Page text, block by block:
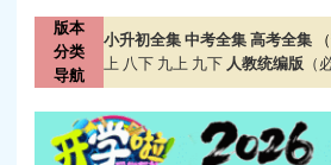
版本
分类
导航
小升初全集 中考全集 高考全集
上 八下 九上 九下 人教统编版 （